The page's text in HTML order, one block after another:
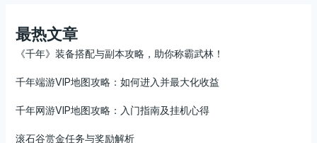
最热文章
《千年》装备搭配与副本攻略，助你称霸武林！
千年端游VIP地图攻略：如何进入并最大化收益
千年网游VIP地图攻略：入门指南及挂机心得
滚石谷赏金任务与奖励解析